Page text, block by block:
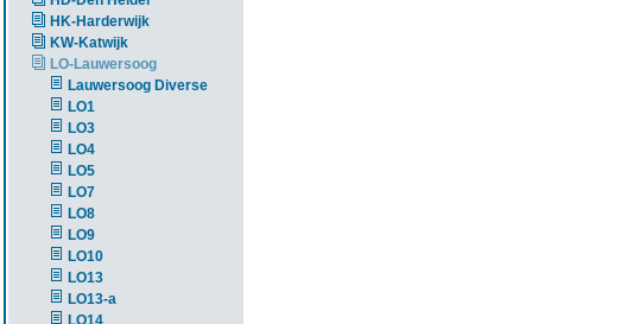
HK-Harderwijk
KW-Katwijk
LO-Lauwersoog
Lauwersoog Diverse
LO1
LO3
LO4
LO5
LO7
LO8
LO9
LO10
LO13
LO13-a
LO14